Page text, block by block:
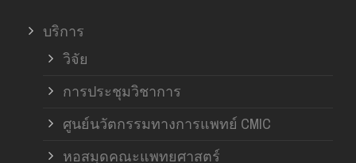
บริการ
วิจัย
การประชุมวิชาการ
ศูนย์นวัตกรรมทางการแพทย์ CMIC
หอสมุดคณะแพทยศาสตร์